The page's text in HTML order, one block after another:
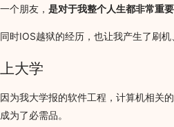
一个朋友， 是对于我整个人生都非常重要
同时IOS越狱的经历，也让我产生了刷
上大学
因为我大学报的软件工程，计算机相关
成为了必需品。